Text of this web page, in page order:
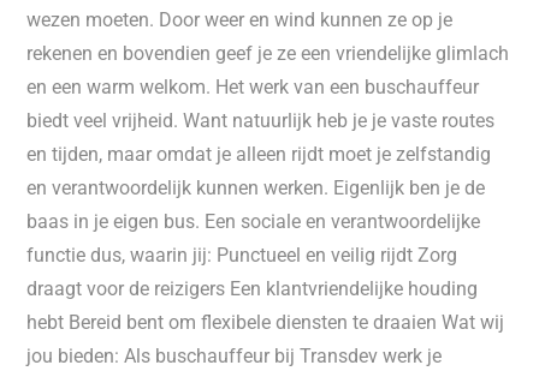
wezen moeten. Door weer en wind kunnen ze op je
rekenen en bovendien geef je ze een vriendelijke glimlach
en een warm welkom. Het werk van een buschauffeur
biedt veel vrijheid. Want natuurlijk heb je je vaste routes
en tijden, maar omdat je alleen rijdt moet je zelfstandig
en verantwoordelijk kunnen werken. Eigenlijk ben je de
baas in je eigen bus. Een sociale en verantwoordelijke
functie dus, waarin jij: Punctueel en veilig rijdt Zorg
draagt voor de reizigers Een klantvriendelijke houding
hebt Bereid bent om flexibele diensten te draaien Wat wij
jou bieden: Als buschauffeur bij Transdev werk je